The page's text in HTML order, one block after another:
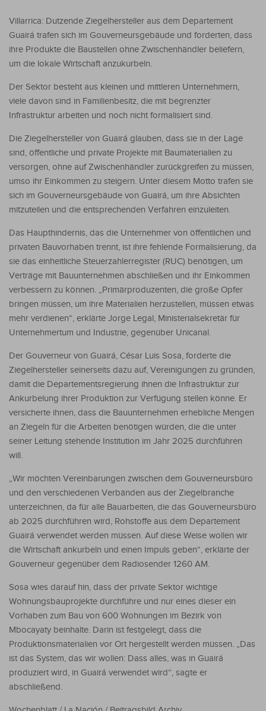
Villarrica: Dutzende Ziegelhersteller aus dem Departement
Guairá trafen sich im Gouverneursgebäude und forderten, dass
ihre Produkte die Baustellen ohne Zwischenhändler beliefern,
um die lokale Wirtschaft anzukurbeln.
Der Sektor besteht aus kleinen und mittleren Unternehmern,
viele davon sind in Familienbesitz, die mit begrenzter
Infrastruktur arbeiten und noch nicht formalisiert sind.
Die Ziegelhersteller von Guairá glauben, dass sie in der Lage
sind, öffentliche und private Projekte mit Baumaterialien zu
versorgen, ohne auf Zwischenhändler zurückgreifen zu müssen,
umso ihr Einkommen zu steigern. Unter diesem Motto trafen sie
sich im Gouverneursgebäude von Guairá, um ihre Absichten
mitzuteilen und die entsprechenden Verfahren einzuleiten.
Das Haupthindernis, das die Unternehmer von öffentlichen und
privaten Bauvorhaben trennt, ist ihre fehlende Formalisierung, da
sie das einheitliche Steuerzahlerregister (RUC) benötigen, um
Verträge mit Bauunternehmen abschließen und ihr Einkommen
verbessern zu können. „Primärproduzenten, die große Opfer
bringen müssen, um ihre Materialien herzustellen, müssen etwas
mehr verdienen“, erklärte Jorge Legal, Ministerialsekretär für
Unternehmertum und Industrie, gegenüber Unicanal.
Der Gouverneur von Guairá, César Luis Sosa, forderte die
Ziegelhersteller seinerseits dazu auf, Vereinigungen zu gründen,
damit die Departementsregierung ihnen die Infrastruktur zur
Ankurbelung ihrer Produktion zur Verfügung stellen könne. Er
versicherte ihnen, dass die Bauunternehmen erhebliche Mengen
an Ziegeln für die Arbeiten benötigen würden, die die unter
seiner Leitung stehende Institution im Jahr 2025 durchführen
will.
„Wir möchten Vereinbarungen zwischen dem Gouverneursbüro
und den verschiedenen Verbänden aus der Ziegelbranche
unterzeichnen, da für alle Bauarbeiten, die das Gouverneursbüro
ab 2025 durchführen wird, Rohstoffe aus dem Departement
Guairá verwendet werden müssen. Auf diese Weise wollen wir
die Wirtschaft ankurbeln und einen Impuls geben“, erklärte der
Gouverneur gegenüber dem Radiosender 1260 AM.
Sosa wies darauf hin, dass der private Sektor wichtige
Wohnungsbauprojekte durchführe und nur eines dieser ein
Vorhaben zum Bau von 600 Wohnungen im Bezirk von
Mbocayaty beinhalte. Darin ist festgelegt, dass die
Produktionsmaterialien vor Ort hergestellt werden müssen. „Das
ist das System, das wir wollen: Dass alles, was in Guairá
produziert wird, in Guairá verwendet wird“, sagte er
abschließend.